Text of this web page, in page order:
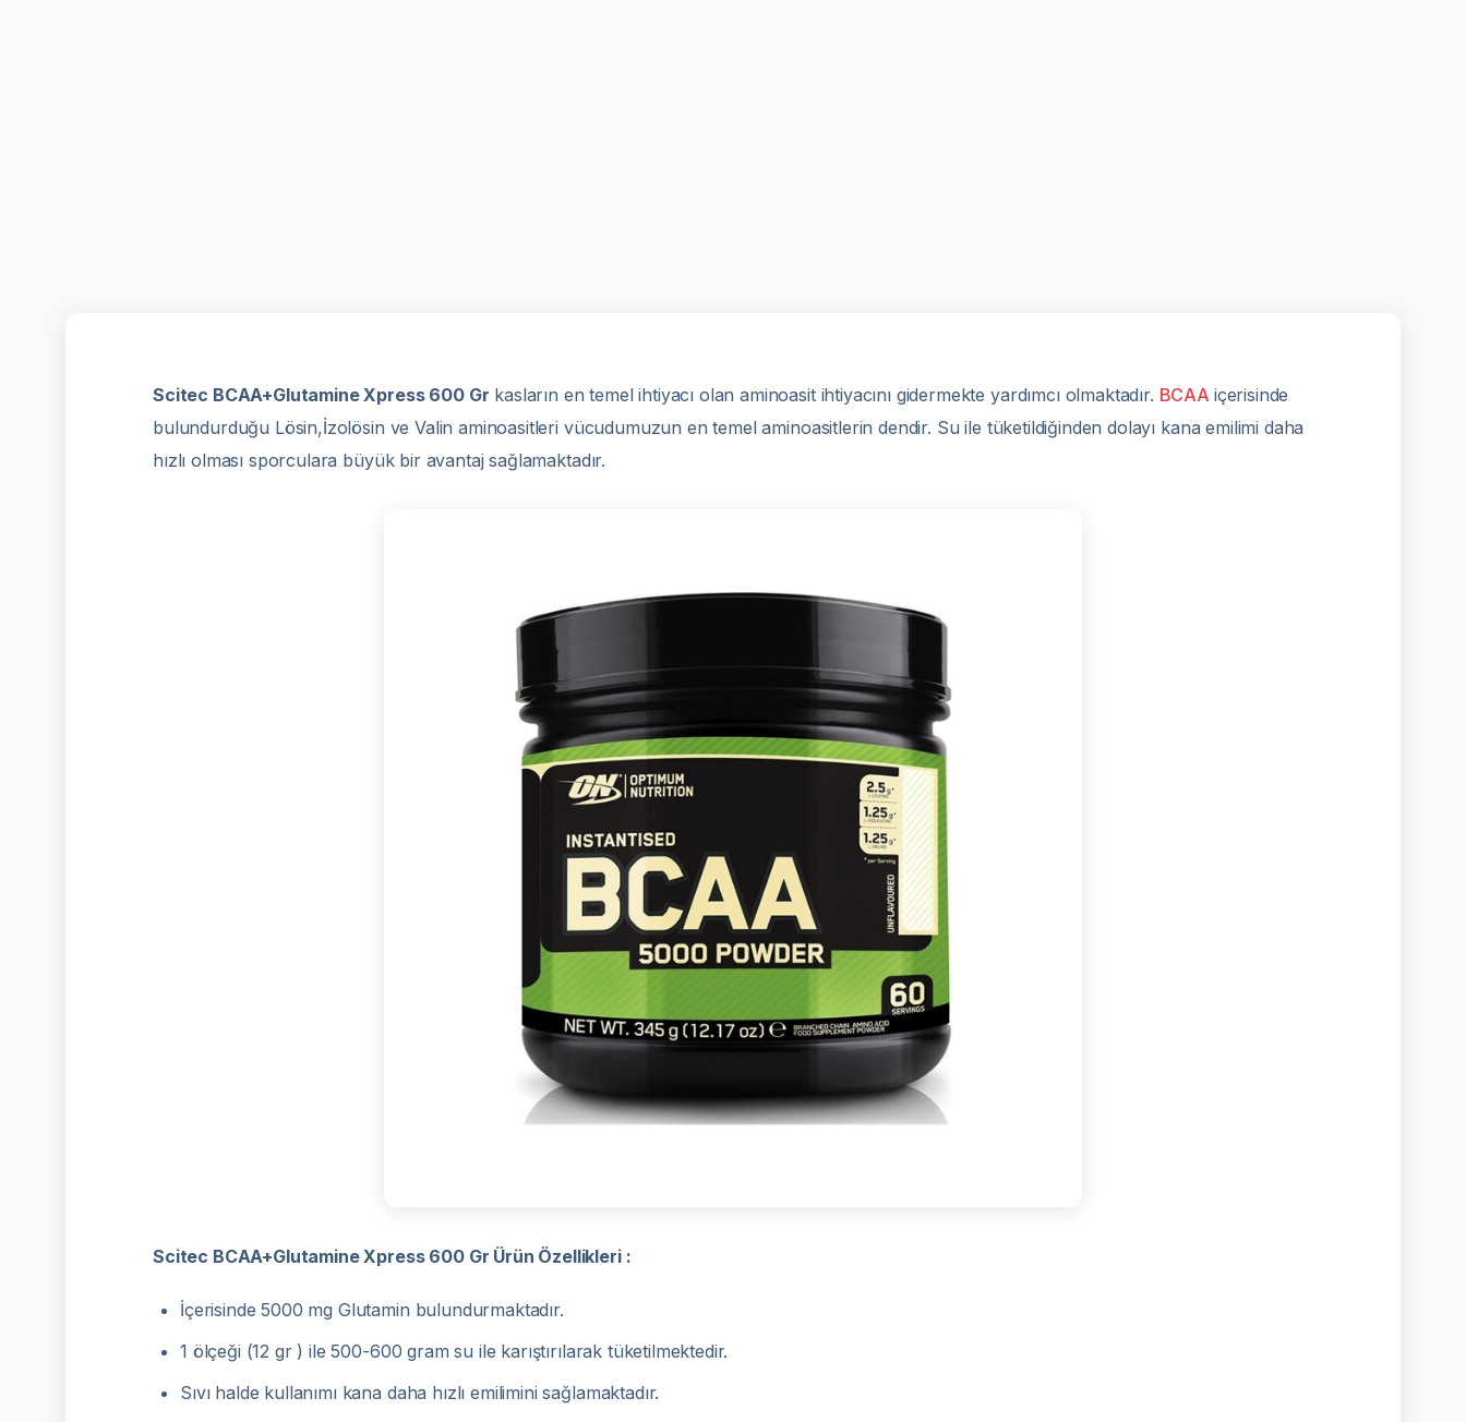
Scitec BCAA+Glutamine Xpress 600 Gr kasların en temel ihtiyacı olan aminoasit ihtiyacını gidermekte yardımcı olmaktadır. BCAA içerisinde
bulundurduğu Lösin,İzolösin ve Valin aminoasitleri vücudumuzun en temel aminoasitlerin dendir. Su ile tüketildiğinden dolayı kana emilimi daha
hızlı olması sporculara büyük bir avantaj sağlamaktadır.
Scitec BCAA+Glutamine Xpress 600 Gr Ürün Özellikleri :
İçerisinde 5000 mg Glutamin bulundurmaktadır.
1 ölçeği (12 gr ) ile 500-600 gram su ile karıştırılarak tüketilmektedir.
Sıvı halde kullanımı kana daha hızlı emilimini sağlamaktadır.